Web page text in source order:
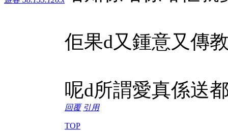
佢果d又鍾意又傳
呢d所謂愛真係送
回覆 引用
TOP